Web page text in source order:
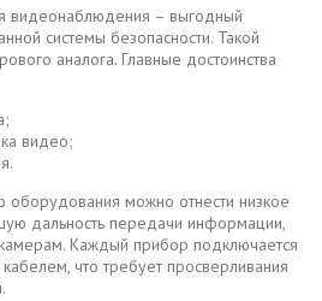
видеонаблюдения – выгодный
системы безопасности. Такой
аналога. Главные достоинства
видео;
оборудования можно отнести низкое
дальность передачи информации,
Каждый прибор подключается
что требует просверливания